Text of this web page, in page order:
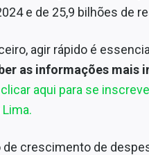
e de 25,9 bilhões de
agir rápido é
as informações mais
aqui para se
de crescimento de